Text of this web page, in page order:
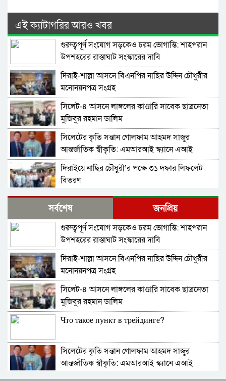
এই ক্যাটাগরির আরও খবর
গুরুত্বপূর্ণ সংযোগ সড়কেও চরম ভোগান্তি: শাহপরান
উপশহরের রাস্তাঘাট সংস্কারের দাবি
দিরাই-শাল্লা আসনে বিএনপির নাছির উদ্দিন চৌধুরীর
মনোনয়নপত্র সংগ্রহ
সিলেট-৪ আসনে লাঙ্গলের কাণ্ডারি সাবেক ছাত্রনেতা
মুজিবুর রহমান ডালিম
সিলেটের কৃতি সন্তান গোলফাম আহমদ সাজুর
আন্তর্জাতিক স্বীকৃতি: এমআরআই স্ক্যানে এআই
প্রয়োগে পিএইচডি অর্জন
দিরাইয়ে নাছির চৌধুরী’র পক্ষে ৩১ দফার লিফলেট
বিতরণ
কোম্পানীগঞ্জে বিএনপির ‘রাষ্ট্র কাঠামো মেরামত’ ৩১
দফার লিফলেট বিতরণ ও গণসংযোগ
জকিগঞ্জে আইনের তোয়াক্কা নেই! খাসজমি দখল করে
নির্বিঘ্নে ভবন বানাচ্ছেন সোনাসার বাজার কমিটির নেতা
আলাউদ্দিন আলাই
বন্ধ থাকবে সিলেটের ৭টি এলাকায় দীর্ঘ ৯ ঘণ্টা বিদ্যুৎ
নিরাপত্তাহীনতায় লাভলুর পরিবার: সিলেটে সশস্ত্র
হামলায়, লুন্ঠিত অর্থ-স্বর্ণ
জলবায়ূ পরিবর্তনে হুমকির মুখে সিলেট
বৈশ্বিক জলবায়ু পরিবর্তনের বিরূপ প্রভাব-আমাদের
করণীয়
সর্বশেষ জনপ্রিয়
গুরুত্বপূর্ণ সংযোগ সড়কেও চরম ভোগান্তি: শাহপরান
উপশহরের রাস্তাঘাট সংস্কারের দাবি
দিরাই-শাল্লা আসনে বিএনপির নাছির উদ্দিন চৌধুরীর
মনোনয়নপত্র সংগ্রহ
সিলেট-৪ আসনে লাঙ্গলের কাণ্ডারি সাবেক ছাত্রনেতা
মুজিবুর রহমান ডালিম
Что такое пункт в трейдинге?
সিলেটের কৃতি সন্তান গোলফাম আহমদ সাজুর
আন্তর্জাতিক স্বীকৃতি: এমআরআই স্ক্যানে এআই